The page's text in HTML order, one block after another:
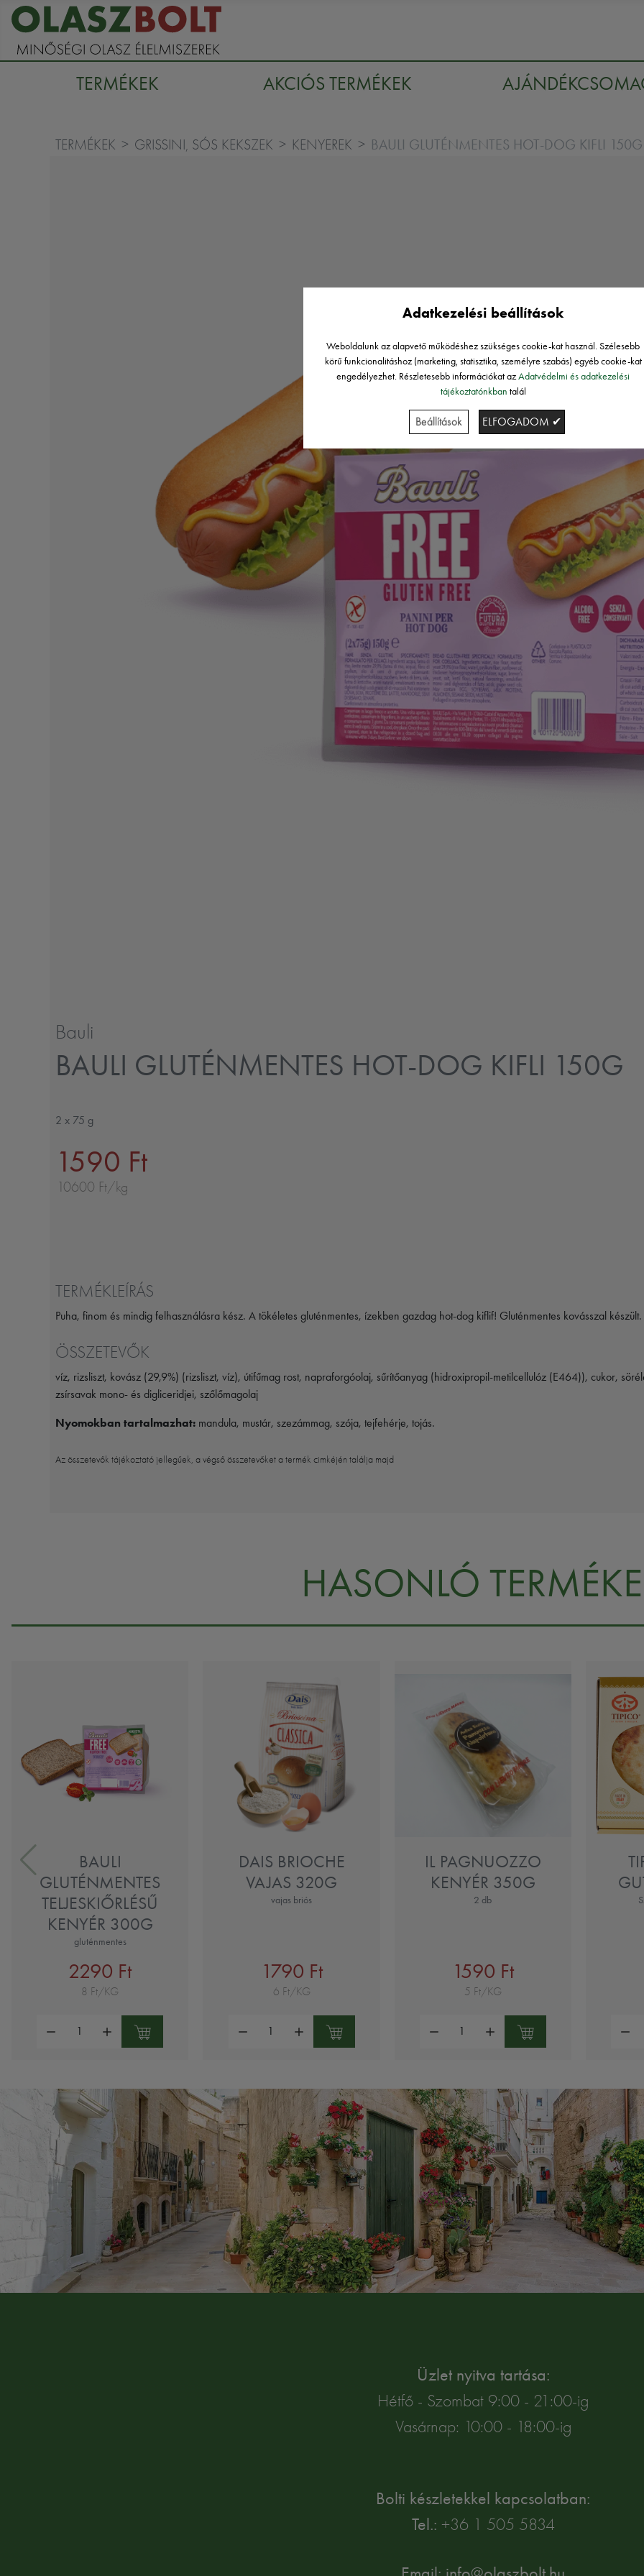
TERMÉKEK AKCIÓS TERMÉKEK
TERMÉKEK GRISSINI, SÓS KEKSZEK KENYEREK BAULI GLUTÉNMENTES HOT-DOG KIFLI 150G
Bauli
BAULI GLUTÉNMENTES HOT-DOG KIFLI 150G
2 x 75 g
1590 Ft
10600 Ft/kg
TERMÉKLEÍRÁS
Puha, finom és mindig felhasználásra kész. A tökéletes gluténmentes, ízekben gazdag hot-dog kiflif! Gluténmentes kovásszal
ÖSSZETEVŐK
víz, rizsliszt, kovász (29,9%) (rizsliszt, víz), útifűmag rost, napraforgóolaj, sűrítőanyag (hidroxipropil-metilcellulóz (E464)), cukor,
zsírsavak mono- és digliceridjei, szőlőmagolaj
Nyomokban tartalmazhat: mandula, mustár, szezámmag, szója, tejfehérje, tojás.
Az összetevők tájékoztató jellegűek, a végső összetevőket a termék cimkéjén találja majd
HASONLÓ
BAULI
GLUTÉNMENTES
TELJESKIŐRLÉSŰ
KENYÉR 300G
gluténmentes
2290 Ft
8 Ft/KG
DAIS BRIOCHE
VAJAS 320G
vajas briós
1790 Ft
6 Ft/KG
IL PAGNUOZZO
KENYÉR 350G
2 db
1590 Ft
5 Ft/KG
Üzlet nyitva tartása:
Hétfő - Szombat 9:00 - 21:00-ig
Vasárnap: 10:00 - 18:00-ig
Bolti készletekkel kapcsolatban:
Tel.: +36 1 505 5834
Adatkezelési beállítások
Weboldalunk az alapvető működéshez szükséges cookie-kat használ. Szélesebb
körű funkcionalitáshoz (marketing, statisztika, személyre szabás) egyéb cookie-kat
engedélyezhet. Részletesebb információkat azAdatvédelmi és adatkezelési
tájékoztatónkban talál
Beállítások ELFOGADOM ✔